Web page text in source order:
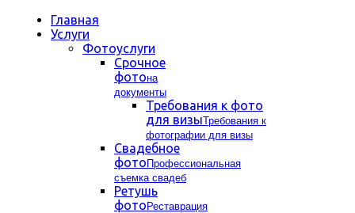
Главная
Услуги
Фотоуслуги
Срочное
фотона
документы
Требования к фото
для визыТребования к
фотографии для визы
Свадебное
фото Профессиональная
съемка свадеб
Ретушь
фото Реставрация